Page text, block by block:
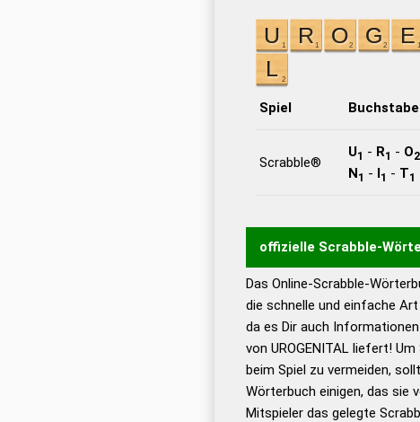
Spiel
Scrabble®
U1 - R1 - O2
N1 - I1 - T1
offizielle Scrabble-
Wortwurzel liefert mit
Wortanalyse-Algorithmus
Wortbedeutung,
Gültigkeit eines Wortes für
bestimmen! zugelassene
Wörterbücher sind:
Das Online-Scrabble-
die schnelle und einfache
da es Dir auch
von UROGENITAL liefert!
beim Spiel zu vermeiden,
Wörterbuch einigen, das sie
Mitspieler das gelegte